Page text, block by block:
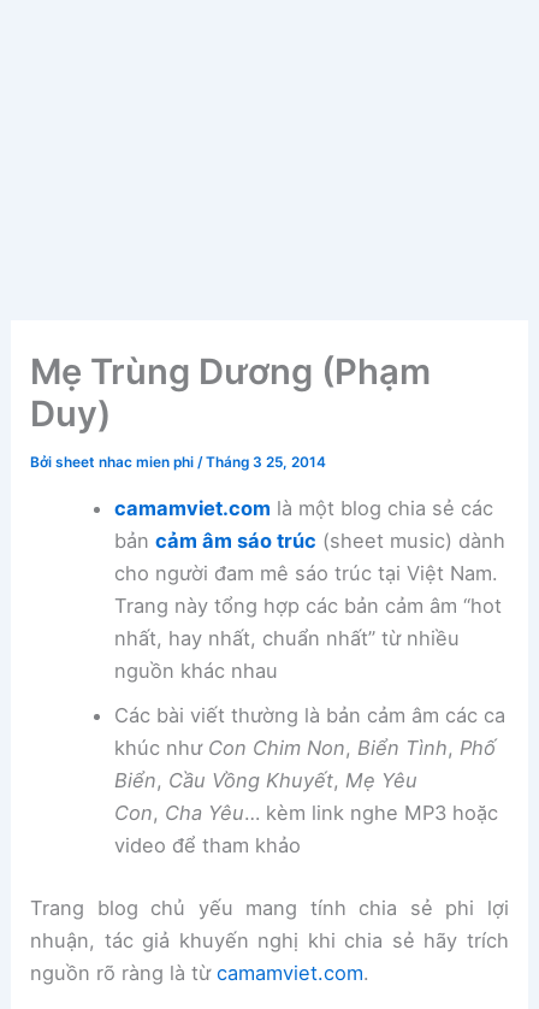
Mẹ Trùng Dương (Phạm
Duy)
Bởisheet nhac mien phi/Tháng 3 25, 2014
camamviet.com là một blog chia sẻ các
bản cảm âm sáo trúc (sheet music) dành
cho người đam mê sáo trúc tại Việt Nam.
Trang này tổng hợp các bản cảm âm “hot
nhất, hay nhất, chuẩn nhất” từ nhiều
nguồn khác nhau
Các bài viết thường là bản cảm âm các ca
khúc như Con Chim Non, Biển Tình, Phố
Biển, Cầu Vồng Khuyết, Mẹ Yêu
Con, Cha Yêu… kèm link nghe MP3 hoặc
video để tham khảo
Trang blog chủ yếu mang tính chia sẻ phi lợi
nhuận, tác giả khuyến nghị khi chia sẻ hãy trích
nguồn rõ ràng là từcamamviet.com.